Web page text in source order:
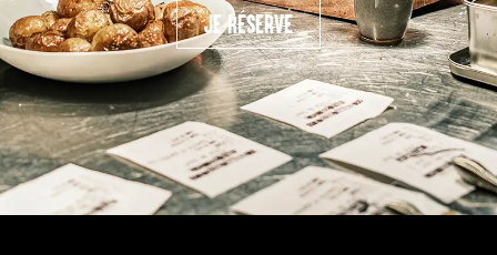
JE RÉSERVE